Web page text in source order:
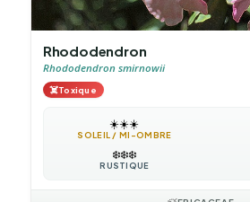
Rhododendron
Rhododendron smirnowii
☠️Toxique
☀️☀️☀️
SOLEIL / MI-OMBRE
❄️❄️❄️
RUSTIQUE